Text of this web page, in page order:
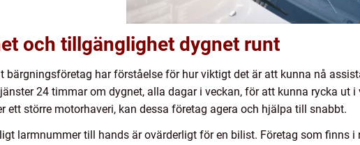
och tillgänglighet dygnet runt
bärgningsföretag har förståelse för hur viktigt det är att kunna nå
24 timmar om dygnet, alla dagar i veckan, för att kunna rycka ut
ett större motorhaveri, kan dessa företag agera och hjälpa till snabbt.
larmnummer till hands är ovärderligt för en bilist. Företag som finns i